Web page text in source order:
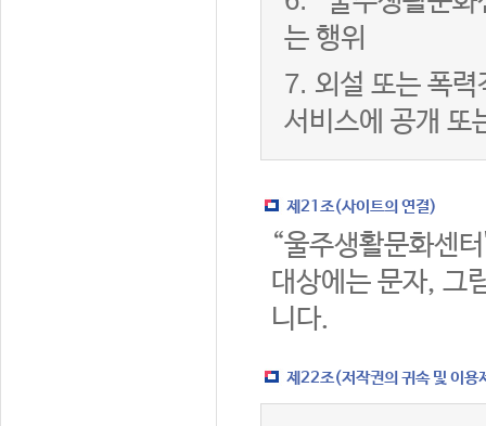
는 행위
7. 외설 또는 폭
서비스에 공개 또
제21조(사이트의 연결)
“울주생활문화센
대상에는 문자, 그
니다.
제22조(저작권의 귀속 및 이용